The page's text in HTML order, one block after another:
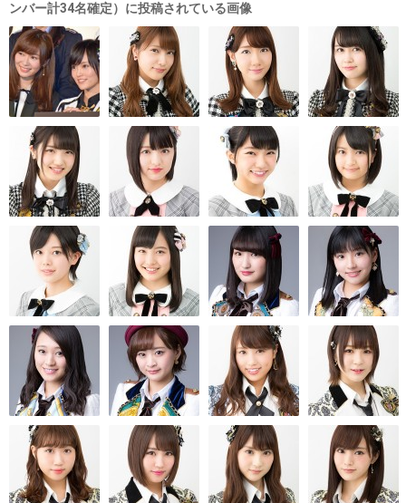
ンバー計34名確定）に投稿されている画像